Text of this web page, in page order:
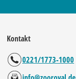
Kontakt
0221/1773-1000